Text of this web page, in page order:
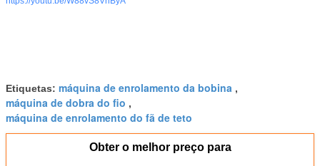
Etiquetas: máquina de enrolamento da bobina ,
máquina de dobra do fio ,
máquina de enrolamento do fã de teto
Obter o melhor preço para